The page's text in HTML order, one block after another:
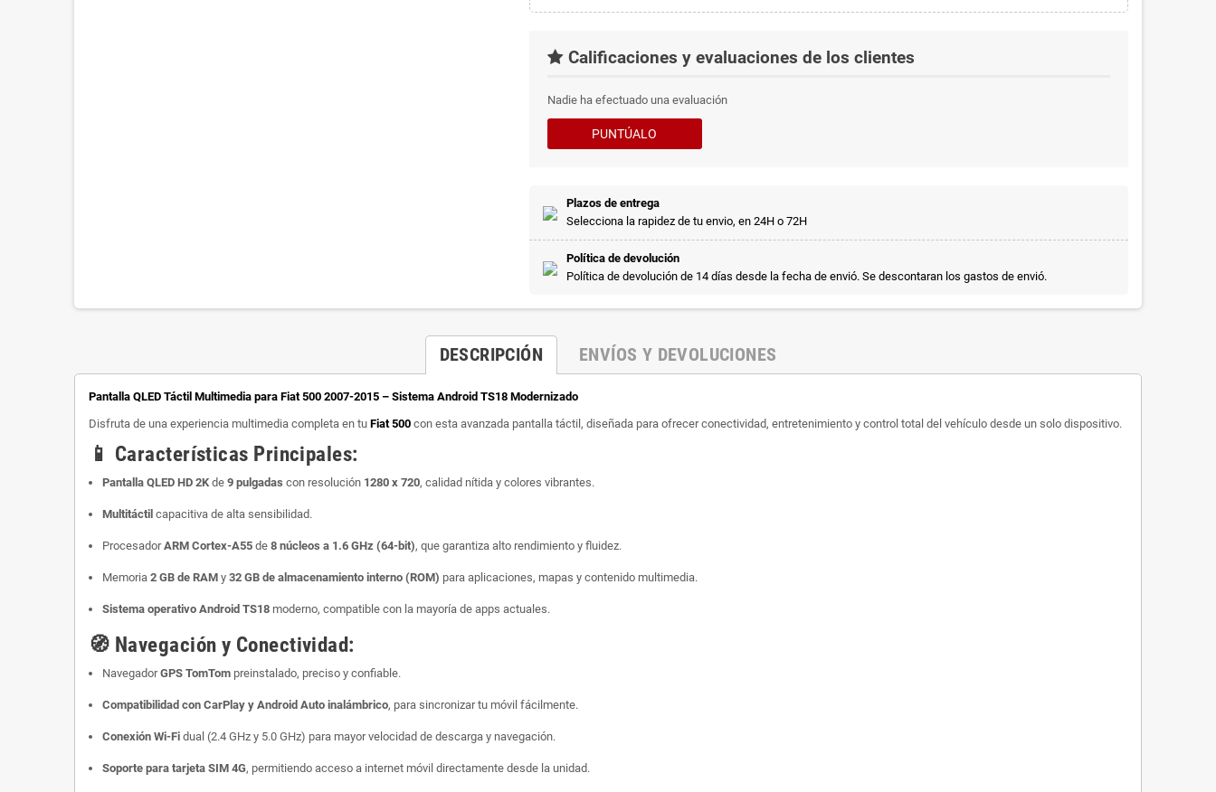
Calificaciones y evaluaciones de los clientes
Nadie ha efectuado una evaluación
PUNTÚALO
Plazos de entrega
Selecciona la rapidez de tu envio, en 24H o 72H
Política de devolución
Política de devolución de 14 días desde la fecha de envió. Se descontaran los gastos de envió.
DESCRIPCIÓN ENVÍOS Y DEVOLUCIONES
Pantalla QLED Táctil Multimedia para Fiat 500 2007-2015 – Sistema Android TS18 Modernizado
Disfruta de una experiencia multimedia completa en tu Fiat 500 con esta avanzada pantalla táctil, diseñada para ofrecer conectividad, entretenimiento y control total del vehículo desde un solo dispositivo.
📱 Características Principales:
Pantalla QLED HD 2K de 9 pulgadas con resolución 1280 x 720, calidad nítida y colores vibrantes.
Multitáctil capacitiva de alta sensibilidad.
ProcesadorARM Cortex-A55 de 8 núcleos a 1.6 GHz (64-bit), que garantiza alto rendimiento y fluidez.
Memoria 2 GB de RAM y 32 GB de almacenamiento interno (ROM) para aplicaciones, mapas y contenido multimedia.
Sistema operativo Android TS18 moderno, compatible con la mayoría de apps actuales.
🧭 Navegación y Conectividad:
NavegadorGPS TomTom preinstalado, preciso y confiable.
Compatibilidad con CarPlay y Android Auto inalámbrico, para sincronizar tu móvil fácilmente.
Conexión Wi-Fi dual (2.4 GHz y 5.0 GHz) para mayor velocidad de descarga y navegación.
Soporte para tarjeta SIM 4G, permitiendo acceso a internet móvil directamente desde la unidad.